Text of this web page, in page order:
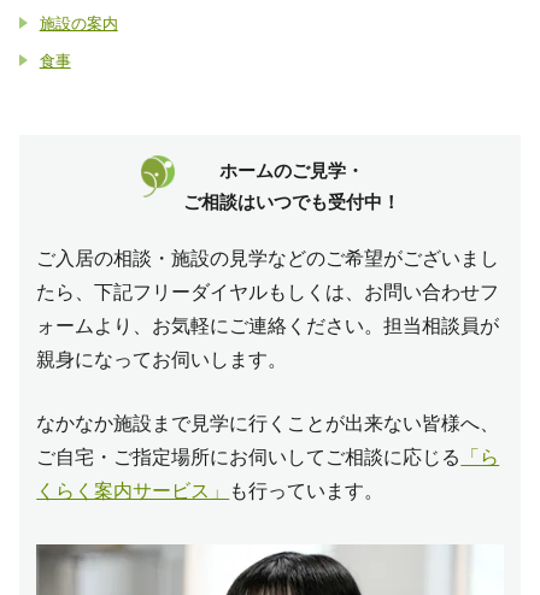
施設の案内
食事
ホームのご見学・
ご相談はいつでも受付中！
ご入居の相談・施設の見学などのご希望がございまし
たら、下記フリーダイヤルもしくは、お問い合わせフ
ォームより、お気軽にご連絡ください。担当相談員が
親身になってお伺いします。
なかなか施設まで見学に行くことが出来ない皆様へ、
ご自宅・ご指定場所にお伺いしてご相談に応じる
「ら
くらく案内サービス」
も行っています。